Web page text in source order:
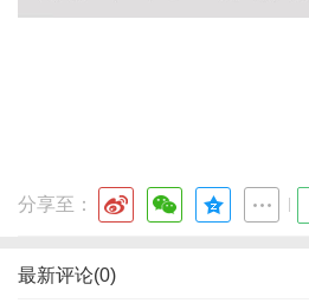
分享至：
最新评论(0)